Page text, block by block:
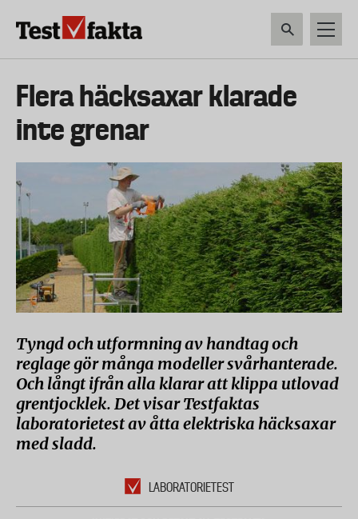
Huvudmeny
ny
Flera häcksaxar klarade
inte grenar
Tyngd och utformning av handtag och
reglage gör många modeller svårhanterade.
Och långt ifrån alla klarar att klippa utlovad
grentjocklek. Det visar Testfaktas
laboratorietest av åtta elektriska häcksaxar
med sladd.
LABORATORIETEST